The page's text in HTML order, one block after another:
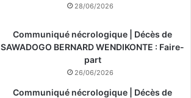
28/06/2026
Communiqué nécrologique | Décès de
SAWADOGO BERNARD WENDIKONTE : Faire-
part
26/06/2026
Communiqué nécrologique | Décès de